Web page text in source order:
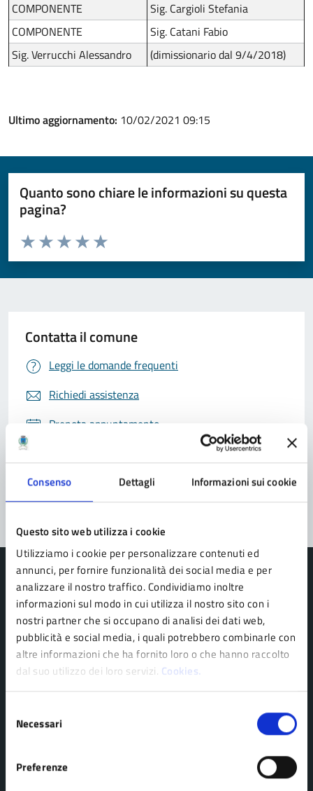
Consenso Dettagli Informazioni sui cookie
Questo sito web utilizza i cookie
Utilizziamo i cookie per personalizzare contenuti ed
annunci, per fornire funzionalità dei social media e per
analizzare il nostro traffico. Condividiamo inoltre
informazioni sul modo in cui utilizza il nostro sito con i
nostri partner che si occupano di analisi dei dati web,
pubblicità e social media, i quali potrebbero combinarle con
altre informazioni che ha fornito loro o che hanno raccolto
dal suo utilizzo dei loro servizi. Cookies.
delNecessari
Preferenze
COMPONENTE
Sig. Cargioli Stefania
COMPONENTE
Sig. Catani Fabio
Sig. Verrucchi Alessandro
(dimissionario dal 9/4/2018)
Ultimo aggiornamento: 10/02/2021 09:15
Quanto sono chiare le informazioni su questa
pagina?
Valuta da 1 a 5 stelle la pagina
Valuta 5 stelle su 5
Valuta 4 stelle su 5
Valuta 3 stelle su 5
Valuta 2 stelle su 5
Valuta 1 stelle su 5
Contatta il comune
Leggi le domande frequenti
Richiedi assistenza
Prenota appuntamento
Problemi in città
Segnala disservizio
Comune di Pavullo nel Frignano
AMMINISTRAZIONE
Organi di governo
Personale amministrativo
Enti e fondazioni